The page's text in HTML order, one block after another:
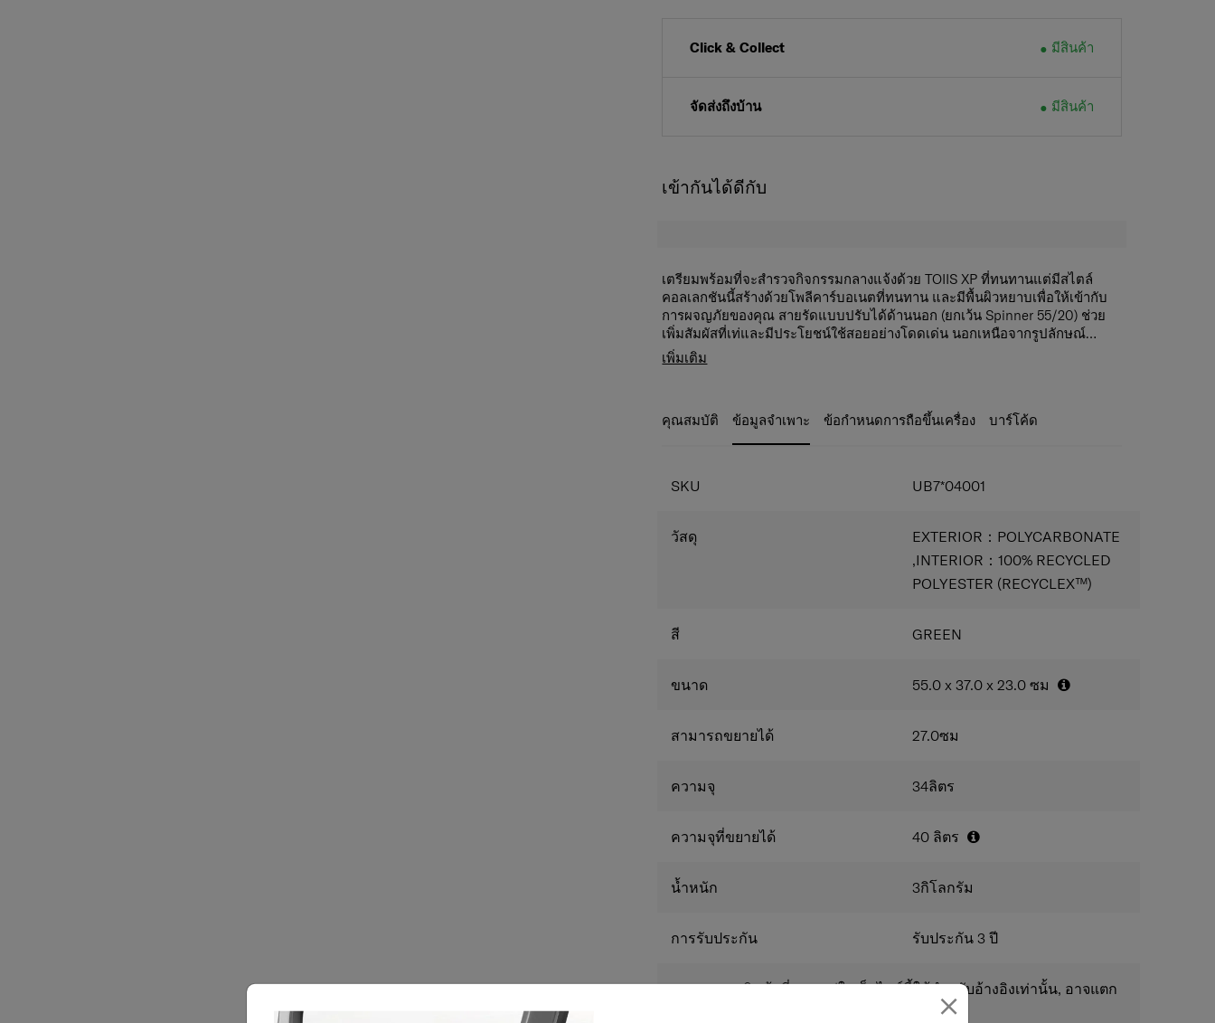
×
Click & Collect มีสินค้า
จัดส่งถึงบ้าน มีสินค้า
เข้ากันได้ดีกับ
เตรียมพร้อมที่จะสำรวจกิจกรรมกลางแจ้งด้วย TOIIS XP ที่ทนทานแต่มีสไตล์
คอลเลกชันนี้สร้างด้วยโพลีคาร์บอเนตที่ทนทาน และมีพื้นผิวหยาบเพื่อให้เข้ากับ
การผจญภัยของคุณ สายรัดแบบปรับได้ด้านนอก (ยกเว้น Spinner 55/20) ช่วย
เพิ่มสัมผัสที่เท่และมีประโยชน์ใช้สอยอย่างโดดเด่น นอกเหนือจากรูปลักษณ์
ภายนอกแล้ว TOIIS XP ยังได้รับการออกแบบให้มีฟังก์ชันการทำงาน ความ
ปลอดภัย และความคล่องตัวสูงสุด เพื่อให้คุณพร้อมที่จะเผชิญกับทุกสิ่งที่เกิดขึ้น นี่
ของทิวทัศน์ธรรมชาติ
Ball-bearing double wheels/ระบบล้อคู่แบบลูกปืน เพลิดเพลินกับความ
นุ่มนวลในการกลิ้งแลลไหลรื่นไม่มีสะดุดและความคล่องตัวสูงบนพื้นที่
ตลอดการเดินทาง
Anti-theft Zipper /ซิปคู่ป้องกันการโจรกรรม ซิปแข็งแรงทนทานที่ช่วย
Expander/ขยายเพิ่มความจุ เพิ่มความจุได้มากขึ้นทุกครั้งที่คุณต้องการ
Multi-purpose adjustable straps/ช่องแบ่งช่องเก็บของด้านใน สามรถ
Stabilising Grooves/ร่องสี่ร่องที่ด้านนอกบริเวณด้านหลังใช้เป็นที่ตังกับพื้น
Multi-purpose adjustable straps/สายรัดสัมภาระแบบปรับระดับได้
Double tube handle/คันชักแบบท่อคู่ คันชักแบบท่อคู่ปรับได้ 3 ระดับ
เพิ่มเติม
คุณสมบัติ ข้อมูลจำเพาะ ข้อกำหนดการถือขึ้นเครื่อง บาร์โค้ด
SKU UB7*04001
วัสดุ
EXTERIOR：POLYCARBONATE
,INTERIOR：100% RECYCLED
POLYESTER (RECYCLEX™)
สี GREEN
ขนาด 55.0 x 37.0 x 23.0ซม
สามารถขยายได้ 27.0ซม
ความจุ 34ลิตร
ความจุที่ขยายได้ 40 ลิตร
น้ำหนัก 3กิโลกรัม
การรับประกัน รับประกัน 3 ปี
**ขนาดของสินค้าที่เผยแพร่ในเว็บไซต์นี้ใช้สำหรับอ้างอิงเท่านั้น, อาจแตก